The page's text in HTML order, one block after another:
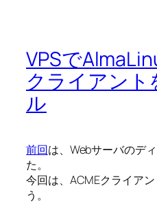
VPSで
クライアント
ル
前回は、Webサーバのデ
た。
今回は、ACMEクライア
う。